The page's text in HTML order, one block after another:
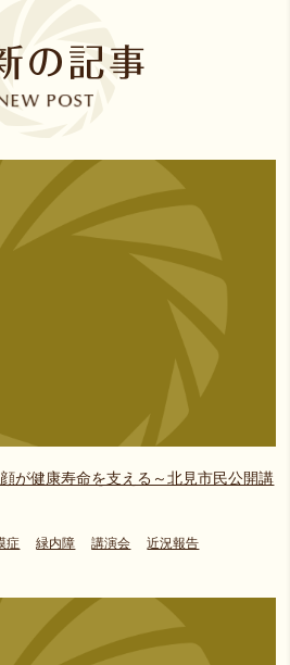
が健康寿命を支える～北見市民公開講
症 緑内障 講演会 近況報告